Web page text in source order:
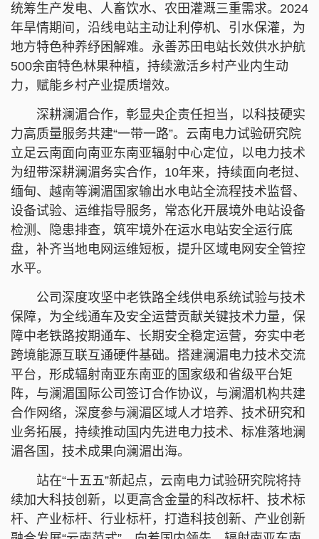
统筹生产发电、人畜饮水、农田灌溉三重需求。2024
年旱情期间，沿线电站主动让利停机、引水保灌，为
地方特色种养纾困解难。永善苏田电站长效供水护航
500余亩特色林果种植，持续激活乡村产业内生动
力，赋能乡村产业提质增效。
深耕澜湄合作，彰显央企责任担当，以科技硬实
力高质量服务共建“一带一路”。云南电力试验研究院
立足云南面向南亚东南亚辐射中心定位，以电力技术
为纽带深耕澜湄务实合作，10年来，持续面向老挝、
缅甸、越南等澜湄国家输出水电站全流程技术监督、
设备试验、运维指导服务，常态化开展境外电站设备
检测、隐患排查，筑牢境外在运水电站安全运行底
盘，补齐当地电网运维短板，提升区域电网安全管控
水平。
公司深度攻坚中老铁路全线供电系统试验与技术
保障，为全线通车及安全运营贡献关键技术力量，保
障中老铁路按期通车、长期安全稳定运营，夯实中老
跨境能源互联互通硬件基础。搭建澜湄电力技术交流
平台，形成辐射南亚东南亚的国家级和省级平台矩
阵，与澜湄国际公司签订合作协议，与澜湄机构共建
合作网络，深度参与澜湄区域人才培养、技术研究和
业务拓展，持续推动国内先进电力技术、标准落地澜
湄各国，技术成果向澜湄出海。
站在“十五五”新起点，云南电力试验研究院将持
续加大科技创新，以更高含金量的科改标杆、技术标
杆、产业标杆、行业标杆，打造科技创新、产业创新